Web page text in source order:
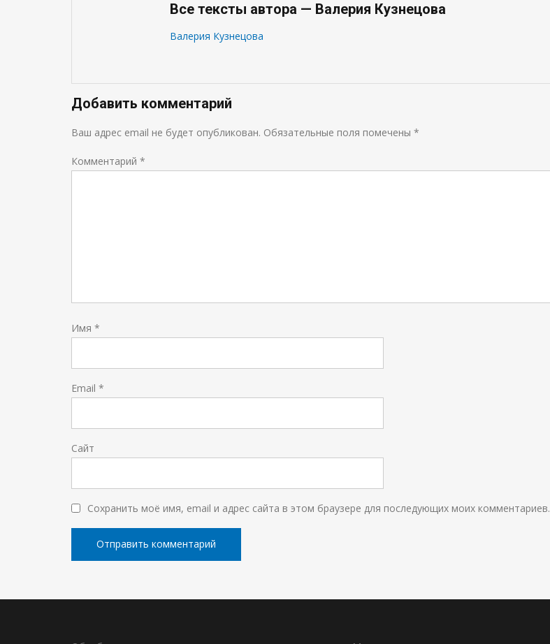
Все тексты автора — Валерия Кузнецова
Валерия Кузнецова
Добавить комментарий
Ваш адрес email не будет опубликован. Обязательные поля помечены *
Комментарий *
Имя *
Email *
Сайт
Сохранить моё имя, email и адрес сайта в этом браузере для последующих моих комментариев.